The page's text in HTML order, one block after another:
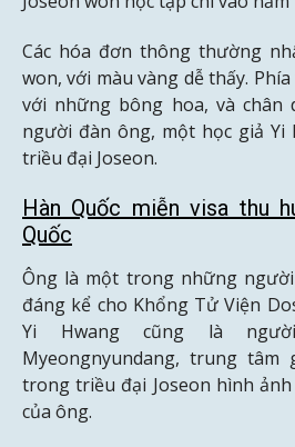
Các hóa đơn thông thường
won, với màu vàng dễ thấy.
với những bông hoa, và chân
người đàn ông, một học giả Yi
triều đại Joseon.
Hàn Quốc miễn visa thu
Quốc
Ông là một trong những
đáng kể cho Khổng Tử Viện
Yi Hwang cũng là
Myeongnyundang, trung tâm
trong triều đại Joseon hình
của ông.